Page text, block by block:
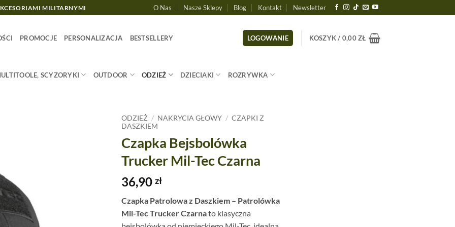
MILITARNYMI O Nas Nasze Sklepy Blog Kontakt Newsletter
PROMOCJE PERSONALIZACJA BESTSELLERY LOGOWANIE KOSZYK / 0,00ZŁ
SCYZORYKI OUTDOOR ODZIEŻ DZIECIAKI ROZRYWKA
ODZIEŻ / NAKRYCIA GŁOWY / CZAPKI Z
DASZKIEM
Czapka Bejsbolówka
Trucker Mil-Tec Czarna
36,90 zł
Czapka Patrolowa z Daszkiem – Patrolówka
Mil-Tec Trucker Czarnato klasyczna